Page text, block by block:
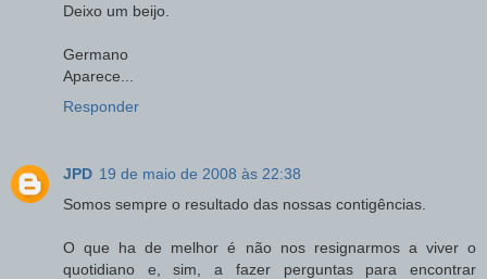
Deixo um beijo.
Germano
Aparece...
Responder
JPD 19 de maio de 2008 às 22:38
Somos sempre o resultado das nossas contigências.
O que ha de melhor é não nos resignarmos a viver o
quotidiano e, sim, a fazer perguntas para encontrar